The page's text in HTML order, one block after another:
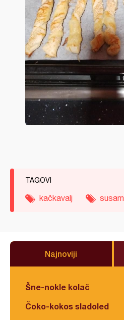
TAGOVI
kačkavalj susam
Najnoviji
Šne-nokle kolač
Čoko-kokos sladoled